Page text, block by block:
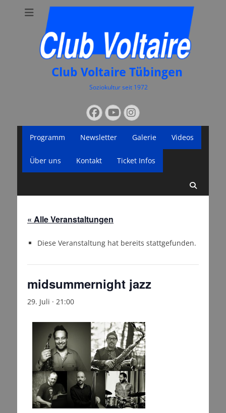
Club Voltaire Tübingen
Soziokultur seit 1972
nach:
Facebook
YouTube
Instagram
Menü
Inhalt
Programm Newsletter Galerie Videos
Über uns Kontakt Ticket Infos
« Alle Veranstaltungen
Diese Veranstaltung hat bereits stattgefunden.
midsummernight jazz
29. Juli · 21:00